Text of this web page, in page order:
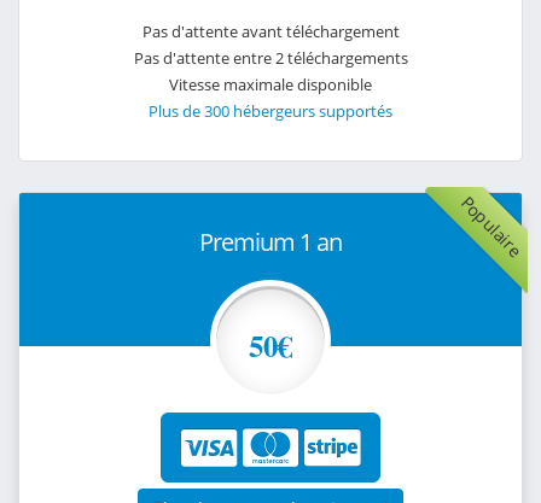
Pas d'attente avant téléchargement
Pas d'attente entre 2 téléchargements
Vitesse maximale disponible
Plus de 300 hébergeurs supportés
Populaire
Premium 1 an
50€